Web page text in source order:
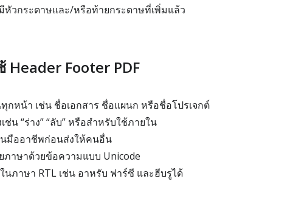
หัวกระดาษและ/หรือท้ายกระดาษที่เพิ่มแล้ว
Header Footer PDF
กหน้า เช่น ชื่อเอกสาร ชื่อแผนก หรือชื่อโปรเจกต์
น “ร่าง” “ลับ” หรือสำหรับใช้ภายใน
นมืออาชีพก่อนส่งให้คนอื่น
ภาษาด้วยข้อความแบบ Unicode
ภาษา RTL เช่น อาหรับ ฟาร์ซี และฮีบรูได้